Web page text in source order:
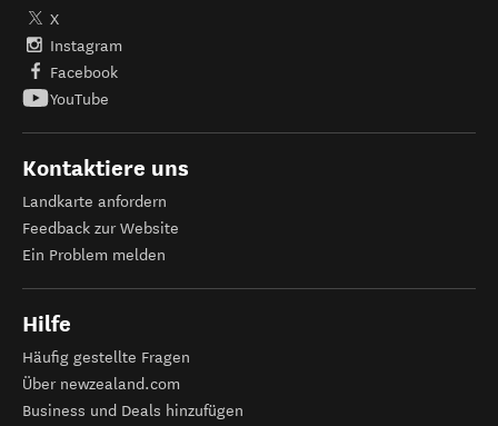
X
Instagram
Facebook
YouTube
Kontaktiere uns
Landkarte anfordern
Feedback zur Website
Ein Problem melden
Hilfe
Häufig gestellte Fragen
Über newzealand.com
Business und Deals hinzufügen